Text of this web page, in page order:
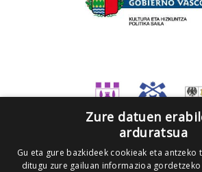
Zure datuen
arduratsua
Gu eta gure bazkideek cookieak eta antzeko
ditugu zure gailuan informazioa